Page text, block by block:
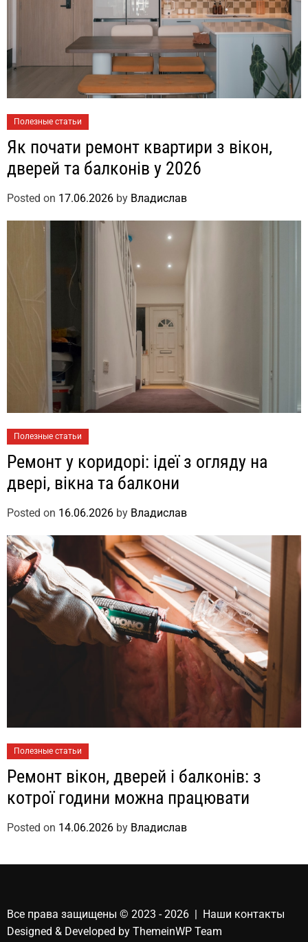
Полезные статьи
Як почати ремонт квартири з вікон,
дверей та балконів у 2026
Posted on 17.06.2026 by Владислав
Полезные статьи
Ремонт у коридорі: ідеї з огляду на
двері, вікна та балкони
Posted on 16.06.2026 by Владислав
Полезные статьи
Ремонт вікон, дверей і балконів: з
котрої години можна працювати
Posted on 14.06.2026 by Владислав
Все права защищены © 2023 - 2026 | Наши контакты
Designed & Developed by ThemeinWP Team